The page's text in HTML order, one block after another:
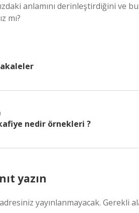
anlamını derinleştirdiğini ve bu
mı?
nedir örnekleri ?
yazın
yayınlanmayacak. Gerekli